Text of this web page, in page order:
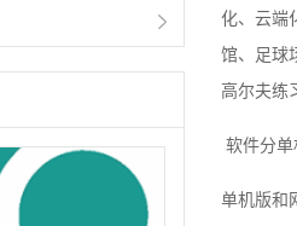
化、云端
馆、足球
高尔夫练
软件分
单机版和